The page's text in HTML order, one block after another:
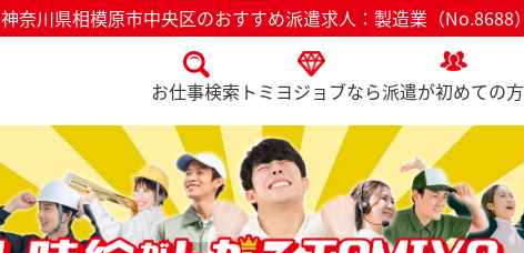
神奈川県相模原市中央区のおすすめ派遣求人：製造業（No.8688）
お仕事検索 トミヨジョブなら派遣が初めての方